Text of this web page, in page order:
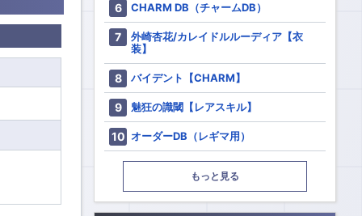
CHARM DB（チャームDB）
外崎杏花/カレイドルルーディア【衣
装】
バイデント【CHARM】
魅狂の識閾【レアスキル】
オーダーDB（レギマ用）
もっと見る